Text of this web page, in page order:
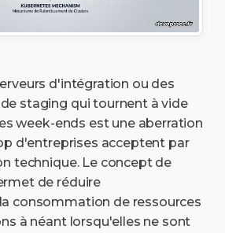
d'intégration ou des
staging qui tournent à vide
week-ends est une aberration
d'entreprises acceptent par
technique. Le concept de
de réduire
consommation de ressources
à néant lorsqu'elles ne sont